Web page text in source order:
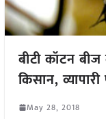
बीटी कॉटन
किसान,
May 28, 2018